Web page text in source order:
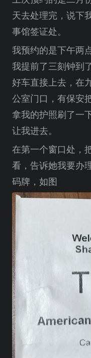
天去处理完，说下
事馆签证处。
我预约的是下午两
我提前了三刻钟到
好车直接上去，在
公室门口，有保安
拿我的护照刷了一
让我进去。
在第一个窗口处，
看，告诉她我要办
码牌，如图